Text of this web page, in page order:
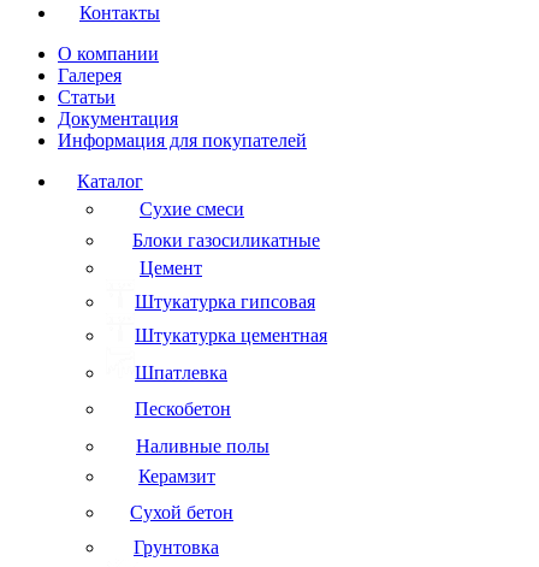
Контакты
О компании
Галерея
Статьи
Документация
Информация для покупателей
Каталог
Сухие смеси
Блоки газосиликатные
Цемент
Штукатурка гипсовая
Штукатурка цементная
Шпатлевка
Пескобетон
Наливные полы
Керамзит
Сухой бетон
Грунтовка